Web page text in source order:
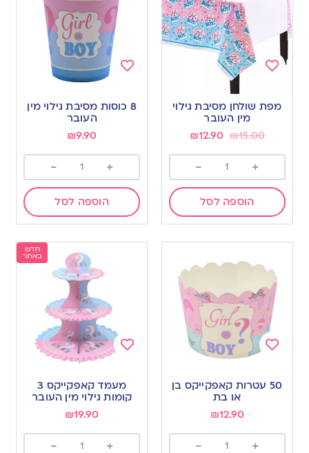
to
wishlist
מפת שולחן מסיבת גילוי
מין העובר
₪15.00
₪12.90
+
-
הוספה לסל
to 8 כוסות מסיבת גילוי מין
העובר
₪9.90
+
-
הוספה לסל
to
wishlist
50 עטרות קאפקייקס בן
או בת
₪12.90
+
-
חדש
באתר
wishlist
מעמד קאפקייקס 3
קומות גילוי מין העובר
₪19.90
+
-